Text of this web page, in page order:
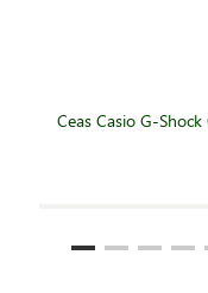
Ceas Casio G-